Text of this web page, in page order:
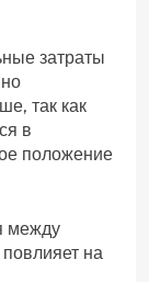
затраты
так как
в
положение
между
на